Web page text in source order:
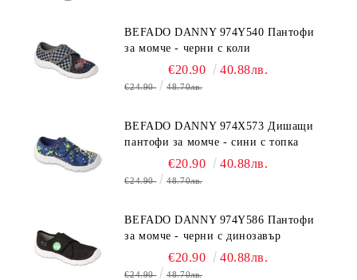
BEFADO DANNY 974Y540 Пантофи
за момче - черни с коли
€20.90 40.88лв.
€24.90 48.70лв.
BEFADO DANNY 974X573 Дишащи
пантофи за момче - сини с топка
€20.90 40.88лв.
€24.90 48.70лв.
BEFADO DANNY 974Y586 Пантофи
за момче - черни с динозавър
€20.90 40.88лв.
€24.90 48.70лв.